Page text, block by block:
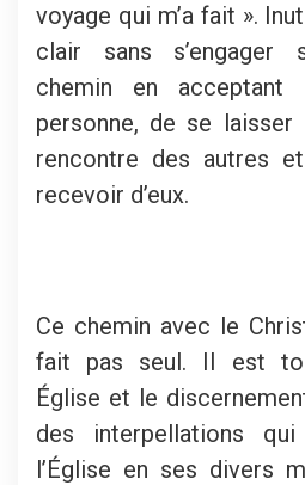
voyage qui m’a fait ».
clair sans s’engager
chemin en
personne, de se
rencontre des autres
recevoir d’eux.
Ce chemin avec le
fait pas seul. Il est
Église et le
des interpellations
l’Église en ses divers